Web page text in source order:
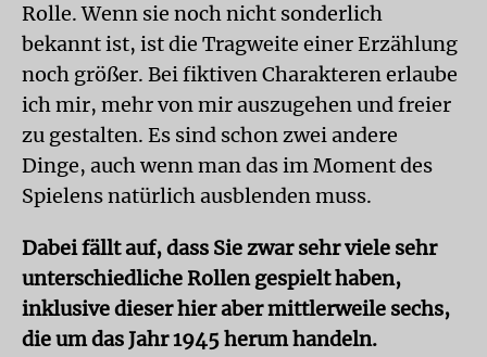
Rolle. Wenn sie noch nicht sonderlich
bekannt ist, ist die Tragweite einer Erzählung
noch größer. Bei fiktiven Charakteren erlaube
ich mir, mehr von mir auszugehen und freier
zu gestalten. Es sind schon zwei andere
Dinge, auch wenn man das im Moment des
Spielens natürlich ausblenden muss.
Dabei fällt auf, dass Sie zwar sehr viele sehr
unterschiedliche Rollen gespielt haben,
inklusive dieser hier aber mittlerweile sechs,
die um das Jahr 1945 herum handeln.